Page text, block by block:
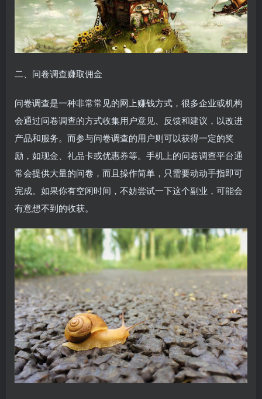
二、问卷调查赚取佣金
问卷调查是一种非常常见的网上赚钱方式，很多企业或机构
会通过问卷调查的方式收集用户意见、反馈和建议，以改进
产品和服务。而参与问卷调查的用户则可以获得一定的奖
励，如现金、礼品卡或优惠券等。手机上的问卷调查平台通
常会提供大量的问卷，而且操作简单，只需要动动手指即可
完成。如果你有空闲时间，不妨尝试一下这个副业，可能会
有意想不到的收获。